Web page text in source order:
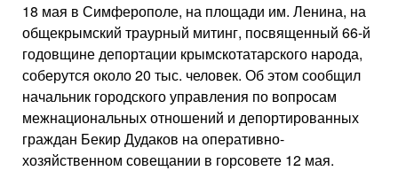
18 мая в Симферополе, на площади им. Ленина, на
общекрымский траурный митинг, посвященный 66-й
годовщине депортации крымскотатарского народа,
соберутся около 20 тыс. человек. Об этом сообщил
начальник городского управления по вопросам
межнациональных отношений и депортированных
граждан Бекир Дудаков на оперативно-
хозяйственном совещании в горсовете 12 мая.